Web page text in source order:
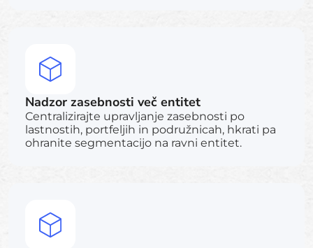
Nadzor zasebnosti več entitet
Centralizirajte upravljanje zasebnosti po
lastnostih, portfeljih in podružnicah, hkrati pa
ohranite segmentacijo na ravni entitet.